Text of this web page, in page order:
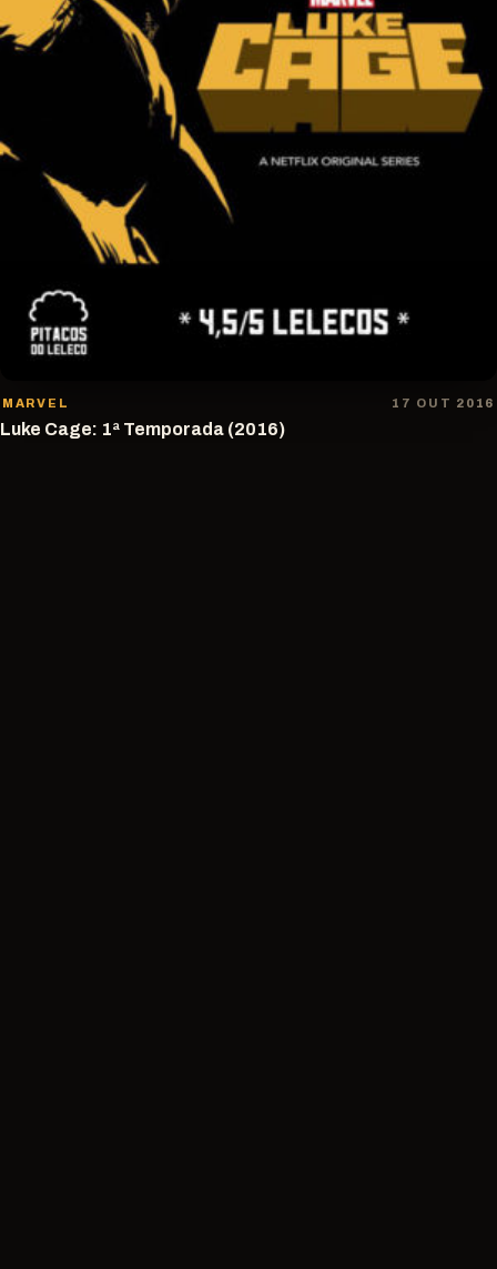
MARVEL 17 OUT 2016
Luke Cage: 1ª Temporada (2016)